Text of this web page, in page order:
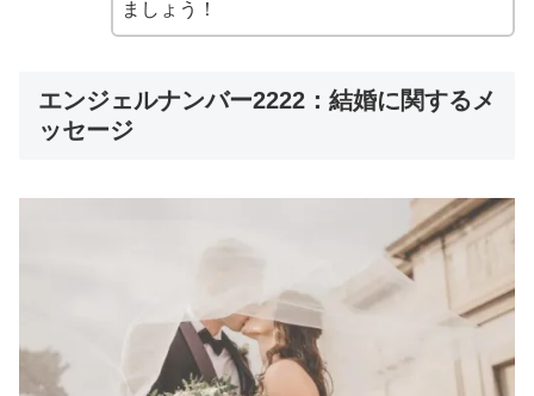
ましょう！
エンジェルナンバー2222：結婚に関するメ
ッセージ